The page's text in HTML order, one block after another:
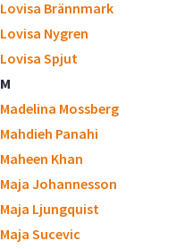
Lovisa Brännmark
Lovisa Nygren
Lovisa Spjut
M
Madelina Mossberg
Mahdieh Panahi
Maheen Khan
Maja Johannesson
Maja Ljungquist
Maja Sucevic